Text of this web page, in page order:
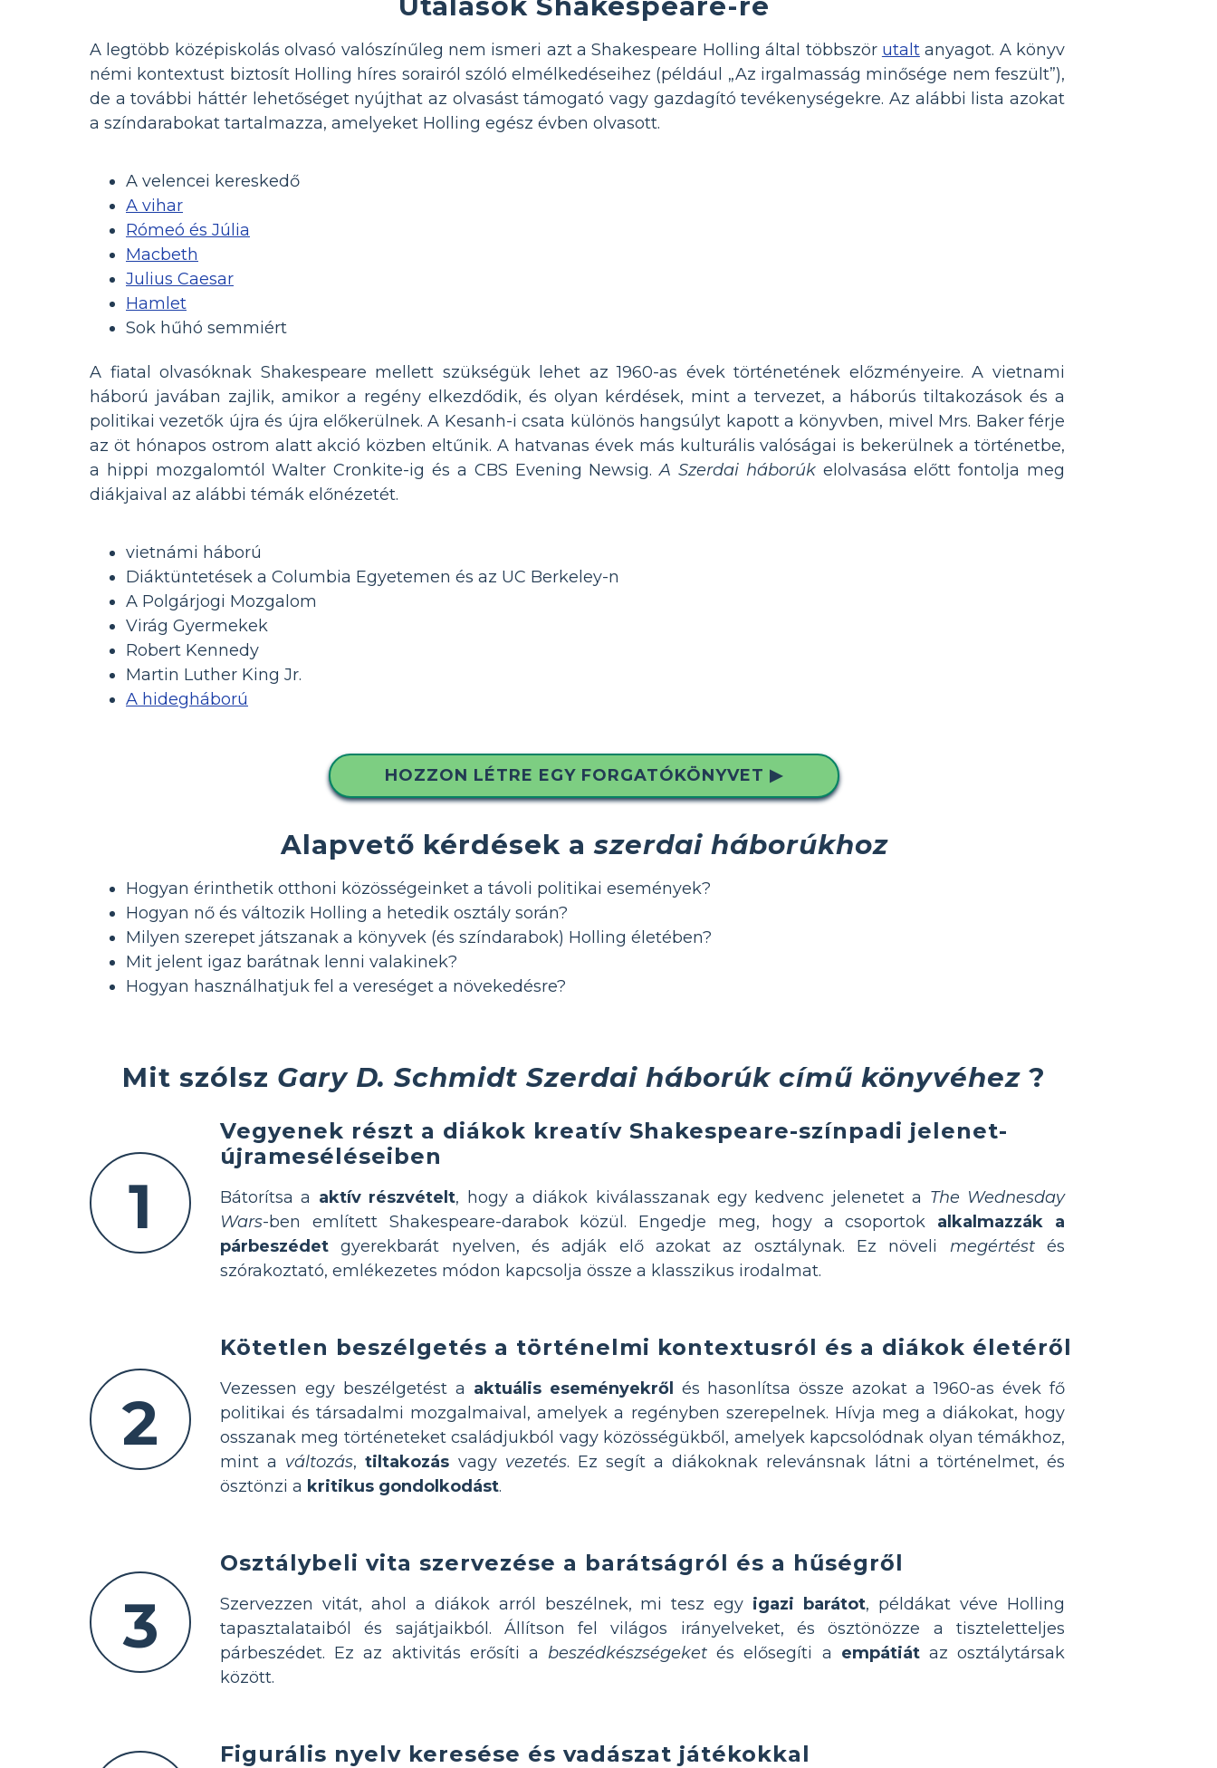
A legtöbb középiskolás olvasó valószínűleg nem ismeri azt a Shakespeare Holling által többször utaltanyagot. A könyv
némi kontextust biztosít Holling híres sorairól szóló elmélkedéseihez (például „Az irgalmasság minősége nem feszült”),
de a további háttér lehetőséget nyújthat az olvasást támogató vagy gazdagító tevékenységekre. Az alábbi lista azokat
a színdarabokat tartalmazza, amelyeket Holling egész évben olvasott.
A velencei kereskedő
A vihar
Rómeó és Júlia
Macbeth
Julius Caesar
Hamlet
Sok hűhó semmiért
A fiatal olvasóknak Shakespeare mellett szükségük lehet az 1960-as évek történetének előzményeire. A vietnami
háború javában zajlik, amikor a regény elkezdődik, és olyan kérdések, mint a tervezet, a háborús tiltakozások és a
politikai vezetők újra és újra előkerülnek. A Kesanh-i csata különös hangsúlyt kapott a könyvben, mivel Mrs. Baker férje
az öt hónapos ostrom alatt akció közben eltűnik. A hatvanas évek más kulturális valóságai is bekerülnek a történetbe,
a hippi mozgalomtól Walter Cronkite-ig és a CBS Evening Newsig.A Szerdai háborúkelolvasása előtt fontolja meg
diákjaival az alábbi témák előnézetét.
vietnámi háború
Diáktüntetések a Columbia Egyetemen és az UC Berkeley-n
A Polgárjogi Mozgalom
Virág Gyermekek
Robert Kennedy
Martin Luther King Jr.
A hidegháború
HOZZON LÉTRE EGY FORGATÓKÖNYVET ▶
Alapvető kérdések aszerdai háborúkhoz
Hogyan érinthetik otthoni közösségeinket a távoli politikai események?
Hogyan nő és változik Holling a hetedik osztály során?
Milyen szerepet játszanak a könyvek (és színdarabok) Holling életében?
Mit jelent igaz barátnak lenni valakinek?
Hogyan használhatjuk fel a vereséget a növekedésre?
Mit szólsz Gary D. Schmidt Szerdai háborúk című könyvéhez ?
1
Vegyenek részt a diákok kreatív Shakespeare-színpadi jelenet-
újrameséléseiben
Bátorítsa a aktív részvételt, hogy a diákok kiválasszanak egy kedvenc jelenetet a The Wednesday
Wars-ben említett Shakespeare-darabok közül. Engedje meg, hogy a csoportok alkalmazzák a
párbeszédet gyerekbarát nyelven, és adják elő azokat az osztálynak. Ez növeli megértéstés
szórakoztató, emlékezetes módon kapcsolja össze a klasszikus irodalmat.
2
Kötetlen beszélgetés a történelmi kontextusról és a diákok életéről
Vezessen egy beszélgetést a aktuális eseményekről
és hasonlítsa össze azokat a 1960-as évek fő
politikai és társadalmi mozgalmaival, amelyek a regényben szerepelnek. Hívja meg a diákokat, hogy
osszanak meg történeteket családjukból vagy közösségükből, amelyek kapcsolódnak olyan témákhoz,
mint a változás,tiltakozás vagy vezetés. Ez segít a diákoknak relevánsnak látni a történelmet, és
ösztönzi a kritikus gondolkodást.
3
Osztálybeli vita szervezése a barátságról és a hűségről
Szervezzen vitát, ahol a diákok arról beszélnek, mi tesz egy igazi barátot, példákat véve Holling
tapasztalataiból és sajátjaikból. Állítson fel világos irányelveket, és ösztönözze a tiszteletteljes
párbeszédet. Ez az aktivitás erősíti a beszédkészségeket és elősegíti a empátiátaz osztálytársak
között.
Figurális nyelv keresése és vadászat játékokkal